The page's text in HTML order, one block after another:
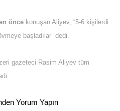
önce konuşan Aliyev, “5-6 kişilerdi
başladılar” dedi.
gazeteci Rasim Aliyev tüm
Yorum Yapın